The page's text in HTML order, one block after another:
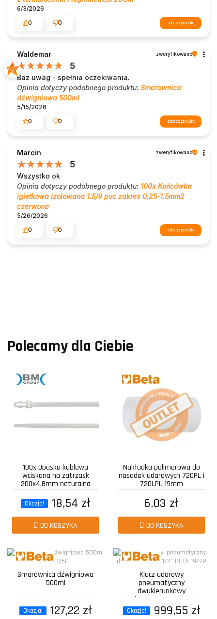
6/3/2026
0
0 zobacz produkt
Waldemar zweryfikowano
5
Baz uwag - spełnia oczekiwania.
Opinia dotyczy podobnego produktu: Smarownica
dźwigniowa 500ml
5/15/2026
0
0 zobacz produkt
Marcin zweryfikowano
5
Wszystko ok
Opinia dotyczy podobnego produktu: 100x Końcówka
igiełkowa izolowana 1.5/9 pvc zakres 0.25-1.5mm2
czerwona
5/26/2026
0
0 zobacz produkt
Polecamy dla Ciebie
100x Opaska kablowa
wciskana na zatrzask
200x4,8mm naturalna
Okazja! 18,54 zł
DO KOSZYKA
Nakładka polimerowa do
nasadek udarowych 720PL i
720LPL 19mm
6,03 zł
DO KOSZYKA
Smarownica dźwigniowa
500ml
Okazja! 127,22 zł
Klucz udarowy
pneumatyczny
dwukierunkowy
kompozytowy z...
Okazja! 999,55 zł